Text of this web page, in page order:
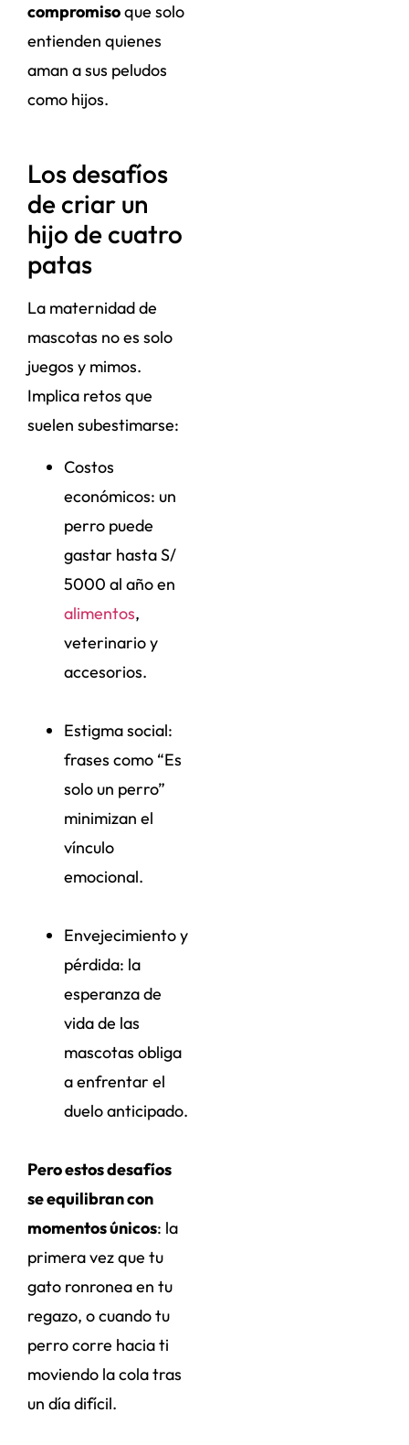
compromisoque solo
entienden quienes
aman a sus peludos
como hijos.
Los desafíos
de criar un
hijo de cuatro
patas
La maternidad de
mascotas no es solo
juegos y mimos.
Implica retos que
suelen subestimarse:
Costos
económicos: un
perro puede
gastar hasta S/
5000 al año en
alimentos,
veterinario y
accesorios.
Estigma social:
frases como “Es
solo un perro”
minimizan el
vínculo
emocional.
Envejecimiento y
pérdida: la
esperanza de
vida de las
mascotas obliga
a enfrentar el
duelo anticipado.
Pero estos desafíos
se equilibran con
momentos únicos: la
primera vez que tu
gato ronronea en tu
regazo, o cuando tu
perro corre hacia ti
moviendo la cola tras
un día difícil.